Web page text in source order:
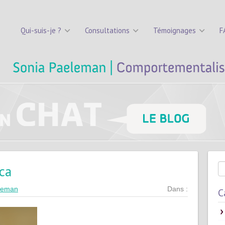
Qui-suis-je ? Consultations Témoignages
Dans :